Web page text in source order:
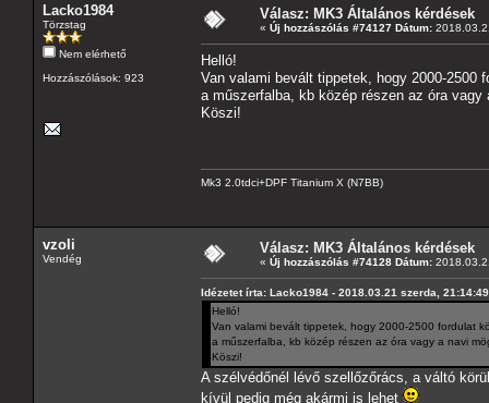
Lacko1984
Törzstag
Nem elérhető
Hozzászólások: 923
Válasz: MK3 Általános kérdések
« Új hozzászólás #74127 Dátum:
Helló!
Van valami bevált tippetek, hogy 2000-2500
a műszerfalba, kb közép részen az óra vagy
Köszi!
Mk3 2.0tdci+DPF Titanium X (N7BB)
vzoli
Vendég
Válasz: MK3 Általános kérdések
« Új hozzászólás #74128 Dátum:
Idézetet írta: Lacko1984 - 2018.03.21 szerda, 21:14:49
Helló!
Van valami bevált tippetek, hogy 2000-2500 fordulat
a műszerfalba, kb közép részen az óra vagy a navi
Köszi!
A szélvédőnél lévő szellőzőrács, a váltó
kívül pedig még akármi is lehet